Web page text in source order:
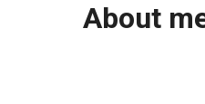
About